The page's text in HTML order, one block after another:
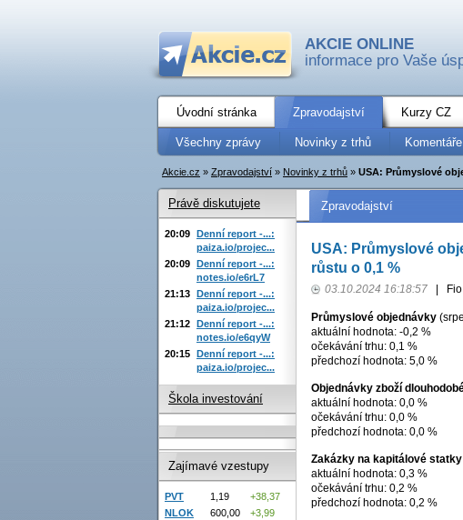
AKCIE ONLINE
informace pro Vaše
Úvodní stránka Zpravodajství Kurzy CZ
Všechny zprávy Novinky z trhů
Akcie.cz » Zpravodajství » Novinky z trhů » USA: Průmyslové
Zpravodajství
USA: Průmyslové
růstu o 0,1 %
03.10.2024 16:18:57
Průmyslové objednávky
aktuální hodnota: -0,2 %
očekávání trhu: 0,1 %
předchozí hodnota: 5,0 %
Objednávky zboží
aktuální hodnota: 0,0 %
očekávání trhu: 0,0 %
předchozí hodnota: 0,0 %
Zakázky na kapitálové statky
aktuální hodnota: 0,3 %
očekávání trhu: 0,2 %
předchozí hodnota: 0,2 %
Právě diskutujete
20:09 Denní report -...:
paiza.io/projec...
20:09 Denní report -...:
notes.io/e6rL7
21:13 Denní report -...:
paiza.io/projec...
21:12 Denní report -...:
notes.io/e6qyW
20:15 Denní report -...:
paiza.io/projec...
Škola investování
Zajímavé vzestupy
PVT 1,19
+38,37
NLOK
600,00
+3,99